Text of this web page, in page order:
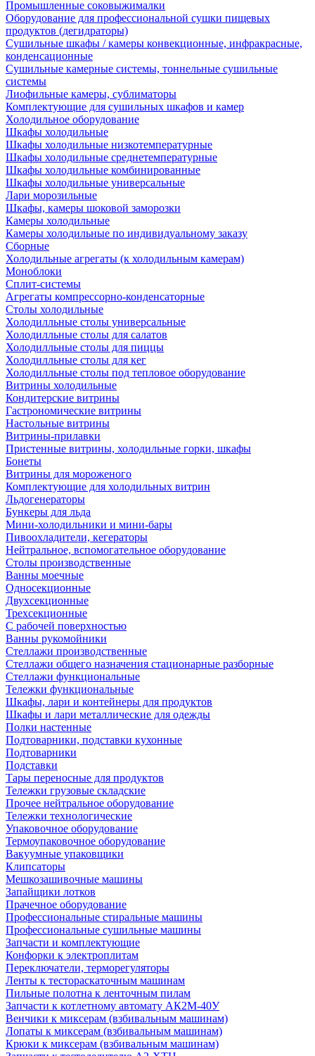
Промышленные соковыжималки
Оборудование для профессиональной сушки пищевых
продуктов (дегидраторы)
Сушильные шкафы / камеры конвекционные, инфракрасные,
конденсационные
Сушильные камерные системы, тоннельные сушильные
системы
Лиофильные камеры, сублиматоры
Комплектующие для сушильных шкафов и камер
Холодильное оборудование
Шкафы холодильные
Шкафы холодильные низкотемпературные
Шкафы холодильные среднетемпературные
Шкафы холодильные комбинированные
Шкафы холодильные универсальные
Лари морозильные
Шкафы, камеры шоковой заморозки
Камеры холодильные
Камеры холодильные по индивидуальному заказу
Сборные
Холодильные агрегаты (к холодильным камерам)
Моноблоки
Сплит-системы
Агрегаты компрессорно-конденсаторные
Столы холодильные
Холодилльные столы универсальные
Холодилльные столы для салатов
Холодилльные столы для пиццы
Холодилльные столы для кег
Холодилльные столы под тепловое оборудование
Витрины холодильные
Кондитерские витрины
Гастрономические витрины
Настольные витрины
Витрины-прилавки
Пристенные витрины, холодильные горки, шкафы
Бонеты
Витрины для мороженого
Комплектующие для холодильных витрин
Льдогенераторы
Бункеры для льда
Мини-холодильники и мини-бары
Пивоохладители, кегераторы
Нейтральное, вспомогательное оборудование
Столы производственные
Ванны моечные
Односекционные
Двухсекционные
Трехсекционные
С рабочей поверхностью
Ванны рукомойники
Стеллажи производственные
Стеллажи общего назначения стационарные разборные
Стеллажи функциональные
Тележки функциональные
Шкафы, лари и контейнеры для продуктов
Шкафы и лари металлические для одежды
Полки настенные
Подтоварники, подставки кухонные
Подтоварники
Подставки
Тары переносные для продуктов
Тележки грузовые складские
Прочее нейтральное оборудование
Тележки технологические
Упаковочное оборудование
Термоупаковочное оборудование
Вакуумные упаковщики
Клипсаторы
Мешкозашивочные машины
Запайщики лотков
Прачечное оборудование
Профессиональные стиральные машины
Профессиональные сушильные машины
Запчасти и комплектующие
Конфорки к электроплитам
Переключатели, терморегуляторы
Ленты к тестораскаточным машинам
Пильные полотна к ленточным пилам
Запчасти к котлетному автомату АК2М-40У
Венчики к миксерам (взбивальным машинам)
Лопаты к миксерам (взбивальным машинам)
Крюки к миксерам (взбивальным машинам)